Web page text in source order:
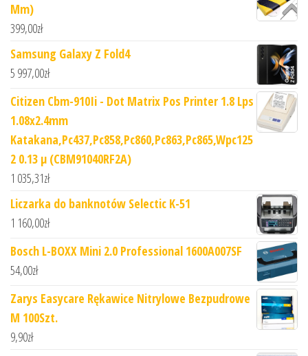
Mm)
399,00zł
Samsung Galaxy Z Fold4
5 997,00zł
Citizen Cbm-910Ii - Dot Matrix Pos Printer 1.8 Lps
1.08x2.4mm
Katakana,Pc437,Pc858,Pc860,Pc863,Pc865,Wpc125
2 0.13 µ (CBM91040RF2A)
1 035,31zł
Liczarka do banknotów Selectic K-51
1 160,00zł
Bosch L-BOXX Mini 2.0 Professional 1600A007SF
54,00zł
Zarys Easycare Rękawice Nitrylowe Bezpudrowe
M 100Szt.
9,90zł